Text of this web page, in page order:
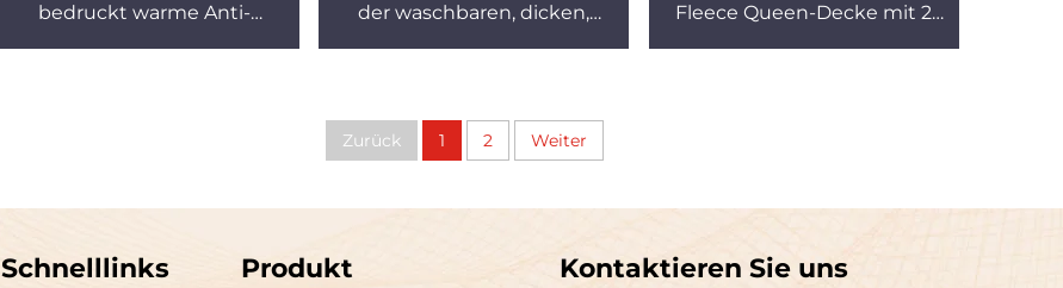
bedruckt warme Anti-
der waschbaren, dicken,
Fleece Queen-Decke mit 2
Zurück 1 2 Weiter
Schnelllinks Produkt Kontaktieren Sie uns